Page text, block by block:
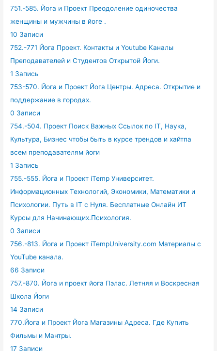
751.-585. Йога и Проект Преодоление одиночества
женщины и мужчины в йоге .
10 Записи
752.-771 Йога Проект. Контакты и Youtube Каналы
Преподавателей и Студентов Открытой Йоги.
1 Запись
753-570. Йога и Проект Йога Центры. Адреса. Открытие и
поддержание в городах.
0 Записи
754.-504. Проект Поиск Важных Ссылок по IT, Наука,
Культура, Бизнес чтобы быть в курсе трендов и хайтпа
всем преподавателям йоги
1 Запись
755.-555. Йога и Проект iTemp Университет.
Информационных Технологий, Экономики, Математики и
Психологии. Путь в IT с Нуля. Бесплатные Онлайн ИТ
Курсы для Начинающих.Психология.
0 Записи
756.-813. Йога и Проект iTempUniversity.com Материалы с
YouTube канала.
66 Записи
757.-870. Йога и проект йога Пэлас. Летняя и Воскресная
Школа Йоги
14 Записи
770.Йога и Проект Йога Магазины Адреса. Где Купить
Фильмы и Мантры.
17 Записи